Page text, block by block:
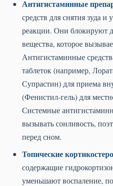
Антигистаминные
средств для снятия зуда
реакции. Они блокируют
вещества, которое
Антигистаминные
таблеток (например,
Супрастин) для приема
(Фенистил-гель) для
Системные
вызывать сонливость,
перед сном.
Топические
содержащие
уменьшают воспаление,